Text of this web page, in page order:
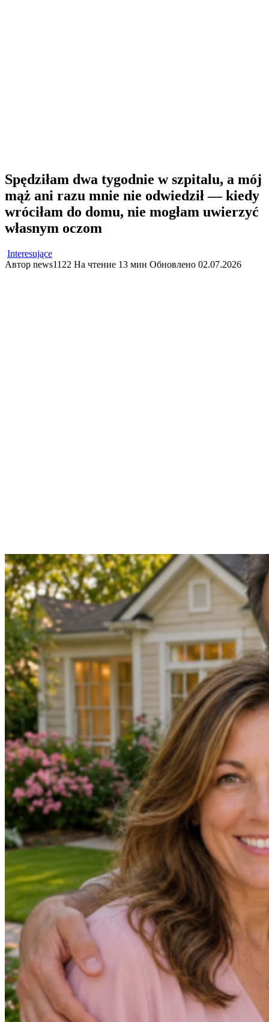
Spędziłam dwa tygodnie w szpitalu, a mój
mąż ani razu mnie nie odwiedził — kiedy
wróciłam do domu, nie mogłam uwierzyć
własnym oczom
Interesujące
Автор news1122 На чтение 13 мин Обновлено 02.07.2026